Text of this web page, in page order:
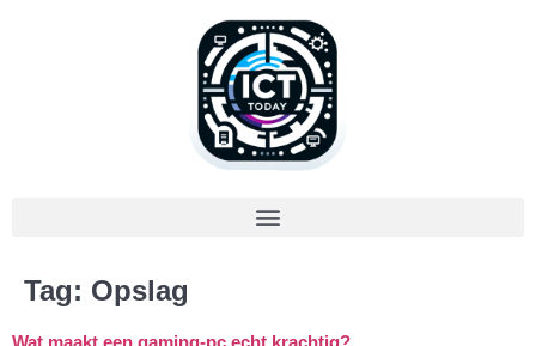
Tag: Opslag
Wat maakt een gaming-pc echt krachtig?